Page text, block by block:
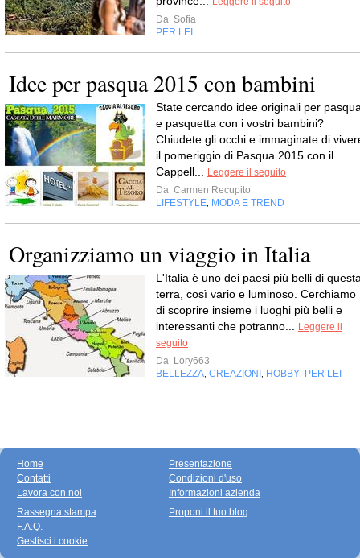
Da Sofia
PER LEI
Idee per pasqua 2015 con bambini
State cercando idee originali per
e pasquetta con i vostri bambini?
Chiudete gli occhi e immaginate di
il pomeriggio di Pasqua 2015 con il
Cappell...
Leggere il seguito
Da Carmen Recupito
LIFESTYLE MODA E TREND
Organizziamo un viaggio in Italia
L'Italia è uno dei paesi più belli di
terra, così vario e luminoso. Cerchiamo
di scoprire insieme i luoghi più belli e
interessanti che potranno...
Leggere il
seguito
Da Lory663
BELLEZZA CREAZIONI HOBBY PER LEI
Home
Contatti
Lavora con noi
Presentazione
Condizioni d'uso
Informazioni azienda
Rassegna stampa
F.A.Q.
Gestisci i cookie
Proponi il tuo blog